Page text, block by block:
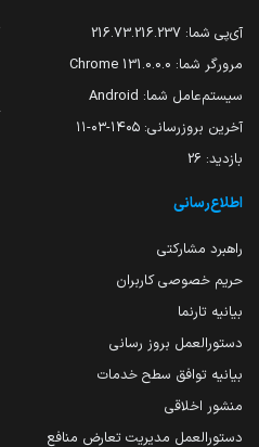
آی‌پی شما: 216.73.216.237
مرورگر شما: 131.0.0.0 Chrome
سیستم‌عامل شما: Android
آخرین بروزرسانی: ۱۴۰۵-۰۳-۱۱
بازدید: 26
اطلاع‌رسانی
راهبرد مشارکتی
حریم خصوصی کاربران
بیانیه تارنما
دستورالعمل بروز رسانی
بیانیه توافق سطح خدمات
منشور اخلاقی
دستورالعمل مدیریت تعارض منافع